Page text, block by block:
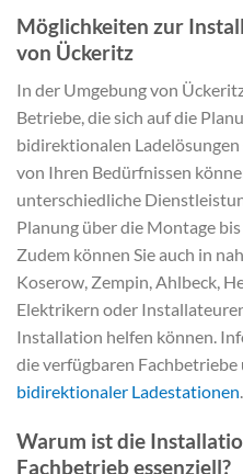
Möglichkeiten zur
von Ückeritz
In der Umgebung von
Betriebe, die sich auf die
bidirektionalen
von Ihren Bedürfnissen
unterschiedliche
Planung über die Montage
Zudem können Sie auch in
Koserow, Zempin, Ahlbeck,
Elektrikern oder
Installation helfen können.
die verfügbaren Fachbetriebe
bidirektionaler Ladestationen.
Warum ist die
Fachbetrieb essenziell?